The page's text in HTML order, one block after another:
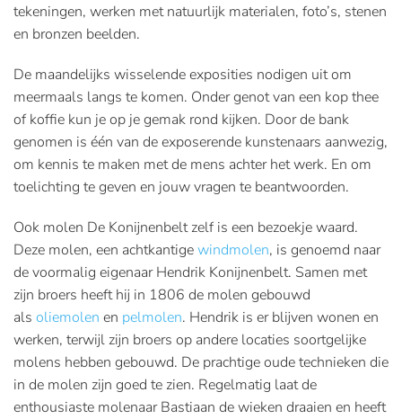
tekeningen, werken met natuurlijk materialen, foto’s, stenen
en bronzen beelden.
De maandelijks wisselende exposities nodigen uit om
meermaals langs te komen. Onder genot van een kop thee
of koffie kun je op je gemak rond kijken. Door de bank
genomen is één van de exposerende kunstenaars aanwezig,
om kennis te maken met de mens achter het werk. En om
toelichting te geven en jouw vragen te beantwoorden.
Ook molen De Konijnenbelt zelf is een bezoekje waard.
Deze molen, een achtkantigewindmolen, is genoemd naar
de voormalig eigenaar Hendrik Konijnenbelt. Samen met
zijn broers heeft hij in 1806 de molen gebouwd
als oliemolen en pelmolen. Hendrik is er blijven wonen en
werken, terwijl zijn broers op andere locaties soortgelijke
molens hebben gebouwd. De prachtige oude technieken die
in de molen zijn goed te zien. Regelmatig laat de
enthousiaste molenaar Bastiaan de wieken draaien en heeft